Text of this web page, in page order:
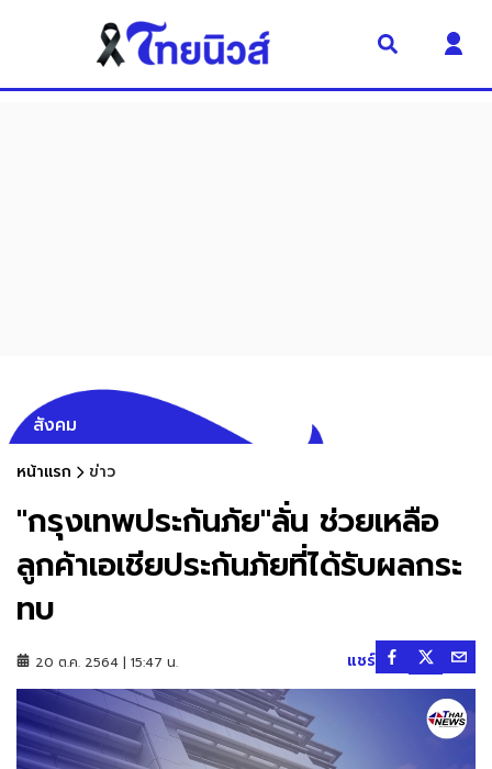
สังคม
หน้าแรก ข่าว
"กรุงเทพประกันภัย"ลั่น ช่วยเหลือ
ลูกค้าเอเชียประกันภัยที่ได้รับผลกระ
ทบ
20 ต.ค. 2564 | 15:47 น. แชร์